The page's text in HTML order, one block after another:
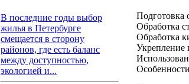
В последние годы выбор
жилья в Петербурге
смещается в сторону
районов, где есть баланс
между доступностью,
экологией и...
Подготовка
Обработка
Обработка
Укрепление